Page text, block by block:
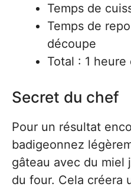
Temps de
Temps de
découpe
Total : 1 heure
Secret du chef
Pour un résultat
badigeonnez
gâteau avec du miel
du four. Cela créera